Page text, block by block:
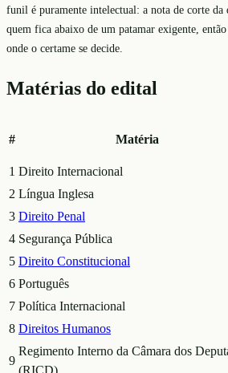
funil é puramente intelectual: a nota de corte da
quem fica abaixo de um patamar exigente, então
onde o certame se decide.
Matérias do edital
# Matéria
1 Direito Internacional
2 Língua Inglesa
3 Direito Penal
4 Segurança Pública
5 Direito Constitucional
6 Português
7 Política Internacional
8 Direitos Humanos
9
Regimento Interno da Câmara dos